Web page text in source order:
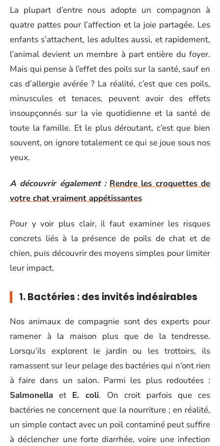
La plupart d’entre nous adopte un compagnon à
quatre pattes pour l’affection et la joie partagée. Les
enfants s’attachent, les adultes aussi, et rapidement,
l’animal devient un membre à part entière du foyer.
Mais qui pense à l’effet des poils sur la santé, sauf en
cas d’allergie avérée ? La réalité, c’est que ces poils,
minuscules et tenaces, peuvent avoir des effets
insoupçonnés sur la vie quotidienne et la santé de
toute la famille. Et le plus déroutant, c’est que bien
souvent, on ignore totalement ce qui se joue sous nos
yeux.
A découvrir également : Rendre les croquettes de
votre chat vraiment appétissantes
Pour y voir plus clair, il faut examiner les risques
concrets liés à la présence de poils de chat et de
chien, puis découvrir des moyens simples pour limiter
leur impact.
1. Bactéries : des invités indésirables
Nos animaux de compagnie sont des experts pour
ramener à la maison plus que de la tendresse.
Lorsqu’ils explorent le jardin ou les trottoirs, ils
ramassent sur leur pelage des bactéries qui n’ont rien
à faire dans un salon. Parmi les plus redoutées :
Salmonella et E. coli. On croit parfois que ces
bactéries ne concernent que la nourriture ; en réalité,
un simple contact avec un poil contaminé peut suffire
à déclencher une forte diarrhée, voire une infection